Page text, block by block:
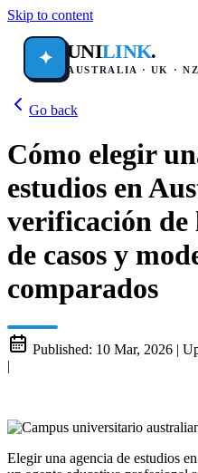
Skip to content
✦ UNILINK.
AUSTRALIA · UK ·
Go back
Cómo elegir
estudios en
verificación de
de casos y
comparados
Published: 10 Mar, 2026 |
|
Elegir una agencia de estudios